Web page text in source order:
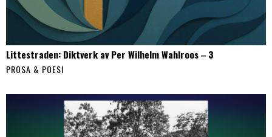
Littestraden: Diktverk av Per Wilhelm Wahlroos ‒ 3
PROSA & POESI